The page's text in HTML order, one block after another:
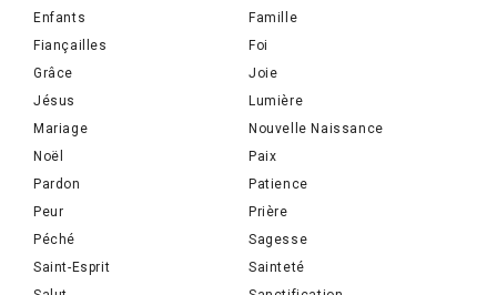
Enfants
Famille
Fiançailles
Foi
Grâce
Joie
Jésus
Lumière
Mariage
Nouvelle Naissance
Noël
Paix
Pardon
Patience
Peur
Prière
Péché
Sagesse
Saint-Esprit
Sainteté